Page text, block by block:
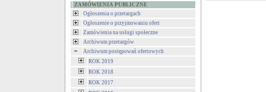
ZAMÓWIENIA PUBLICZNE
Ogłoszenia o przetargach
Ogłoszenie o przyjmowaniu ofert
Zamówienia na usługi społeczne
Archiwum przetargów
Archiwum postępowań ofertowych
ROK 2019
ROK 2018
ROK 2017